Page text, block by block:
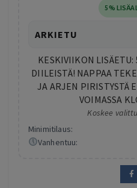
5%
ARKIETU
KESKIVIIKON
DIILEISTÄ! NAPPAA
JA ARJEN PIRISTYSTÄ
VOIMASSA
Koskee
Minimitilaus:
Vanhentuu: